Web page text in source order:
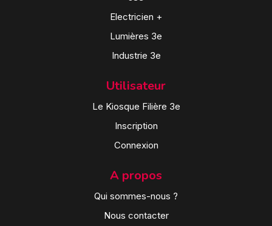
Electricien +
Lumières 3e
Industrie 3e
Utilisateur
Le Kiosque Filière 3e
Inscription
Connexion
A propos
Qui sommes-nous ?
Nous contacter